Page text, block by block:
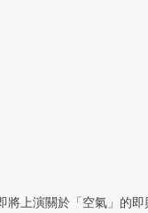
將上演關於「空氣」的即